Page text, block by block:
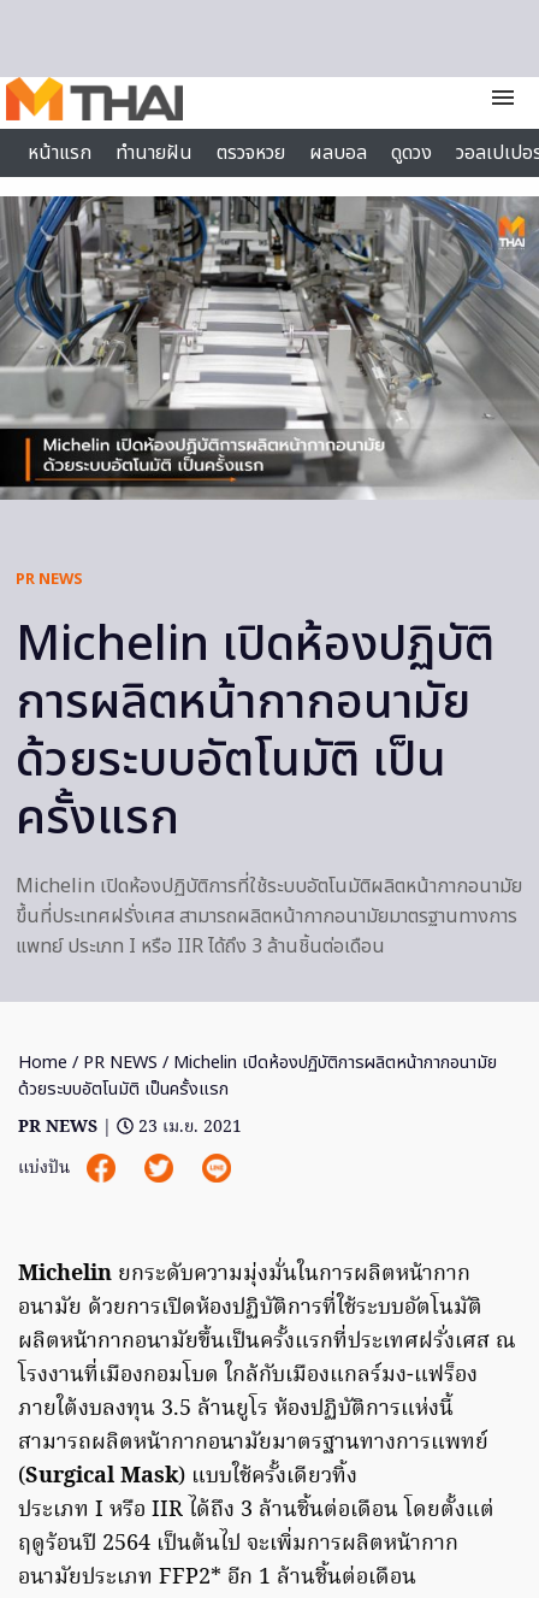
menu
หน้าแรก
ทำนายฝัน ตรวจหวย ผลบอล ดูดวง
วอลเปเป
ไลฟ์สไตล์
PR NEWS
Michelin เปิดห้องปฏิบัติ
การผลิตหน้ากากอนามัย
ด้วยระบบอัตโนมัติ เป็น
ครั้งแรก
Michelin เปิดห้องปฏิบัติการที่ใช้ระบบอัตโนมัติผลิตหน้ากากอนามัย
ขึ้นที่ประเทศฝรั่งเศส สามารถผลิตหน้ากากอนามัยมาตรฐานทางการ
แพทย์ ประเภท I หรือ IIR ได้ถึง 3 ล้านชิ้นต่อเดือน
Home / PR NEWS / Michelin เปิดห้องปฏิบัติการผลิตหน้ากากอนามัย
ด้วยระบบอัตโนมัติ เป็นครั้งแรก
PR NEWS |
23 เม.ย. 2021
แบ่งปัน
Michelin ยกระดับความมุ่งมั่นในการผลิตหน้ากาก
อนามัย ด้วยการเปิดห้องปฏิบัติการที่ใช้ระบบอัตโนมัติ
ผลิตหน้ากากอนามัยขึ้นเป็นครั้งแรกที่ประเทศฝรั่งเศส ณ
โรงงานที่เมืองกอมโบด ใกล้กับเมืองแกลร์มง-แฟร็อง
ภายใต้งบลงทุน 3.5 ล้านยูโร ห้องปฏิบัติการแห่งนี้
สามารถผลิตหน้ากากอนามัยมาตรฐานทางการแพทย์
(Surgical Mask) แบบใช้ครั้งเดียวทิ้ง
ประเภท I หรือ IIR ได้ถึง 3 ล้านชิ้นต่อเดือน โดยตั้งแต่
ฤดูร้อนปี 2564 เป็นต้นไป จะเพิ่มการผลิตหน้ากาก
อนามัยประเภท FFP2* อีก 1 ล้านชิ้นต่อเดือน